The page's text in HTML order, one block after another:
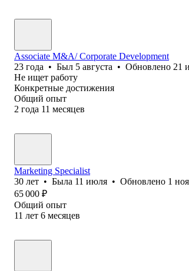
Associate M&A/ Corporate Development
23 года • Был 5 августа • Обновлено 21
Не ищет работу
Конкретные достижения
Общий опыт
2 года 11 месяцев
Marketing Specialist
30 лет • Была 11 июля • Обновлено 1
65 000 ₽
Общий опыт
11 лет 6 месяцев